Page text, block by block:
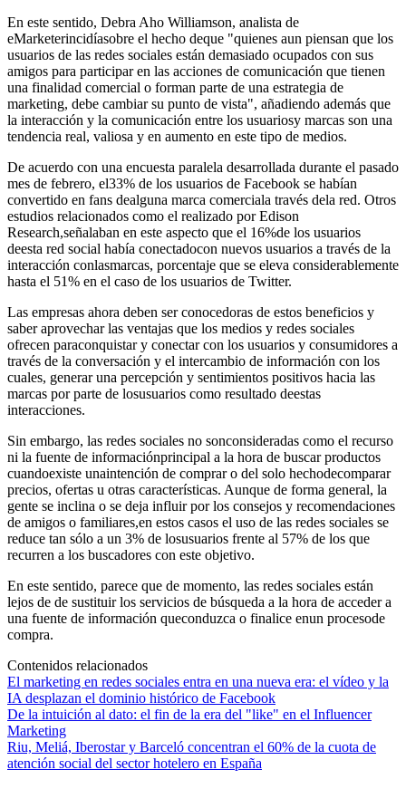
En este sentido, Debra Aho Williamson, analista de
eMarketerincidíasobre el hecho deque "quienes aun piensan que los
usuarios de las redes sociales están demasiado ocupados con sus
amigos para participar en las acciones de comunicación que tienen
una finalidad comercial o forman parte de una estrategia de
marketing, debe cambiar su punto de vista", añadiendo además que
la interacción y la comunicación entre los usuariosy marcas son una
tendencia real, valiosa y en aumento en este tipo de medios.
De acuerdo con una encuesta paralela desarrollada durante el pasado
mes de febrero, el33% de los usuarios de Facebook se habían
convertido en fans dealguna marca comerciala través dela red. Otros
estudios relacionados como el realizado por Edison
Research,señalaban en este aspecto que el 16%de los usuarios
deesta red social había conectadocon nuevos usuarios a través de la
interacción conlasmarcas, porcentaje que se eleva considerablemente
hasta el 51% en el caso de los usuarios de Twitter.
Las empresas ahora deben ser conocedoras de estos beneficios y
saber aprovechar las ventajas que los medios y redes sociales
ofrecen paraconquistar y conectar con los usuarios y consumidores a
través de la conversación y el intercambio de información con los
cuales, generar una percepción y sentimientos positivos hacia las
marcas por parte de losusuarios como resultado deestas
interacciones.
Sin embargo, las redes sociales no sonconsideradas como el recurso
ni la fuente de informaciónprincipal a la hora de buscar productos
cuandoexiste unaintención de comprar o del solo hechodecomparar
precios, ofertas u otras características. Aunque de forma general, la
gente se inclina o se deja influir por los consejos y recomendaciones
de amigos o familiares,en estos casos el uso de las redes sociales se
reduce tan sólo a un 3% de losusuarios frente al 57% de los que
recurren a los buscadores con este objetivo.
En este sentido, parece que de momento, las redes sociales están
lejos de de sustituir los servicios de búsqueda a la hora de acceder a
una fuente de información queconduzca o finalice enun procesode
compra.
Contenidos relacionados
El marketing en redes sociales entra en una nueva era: el vídeo y la
IA desplazan el dominio histórico de Facebook
De la intuición al dato: el fin de la era del "like" en el Influencer
Marketing
Riu, Meliá, Iberostar y Barceló concentran el 60% de la cuota de
atención social del sector hotelero en España